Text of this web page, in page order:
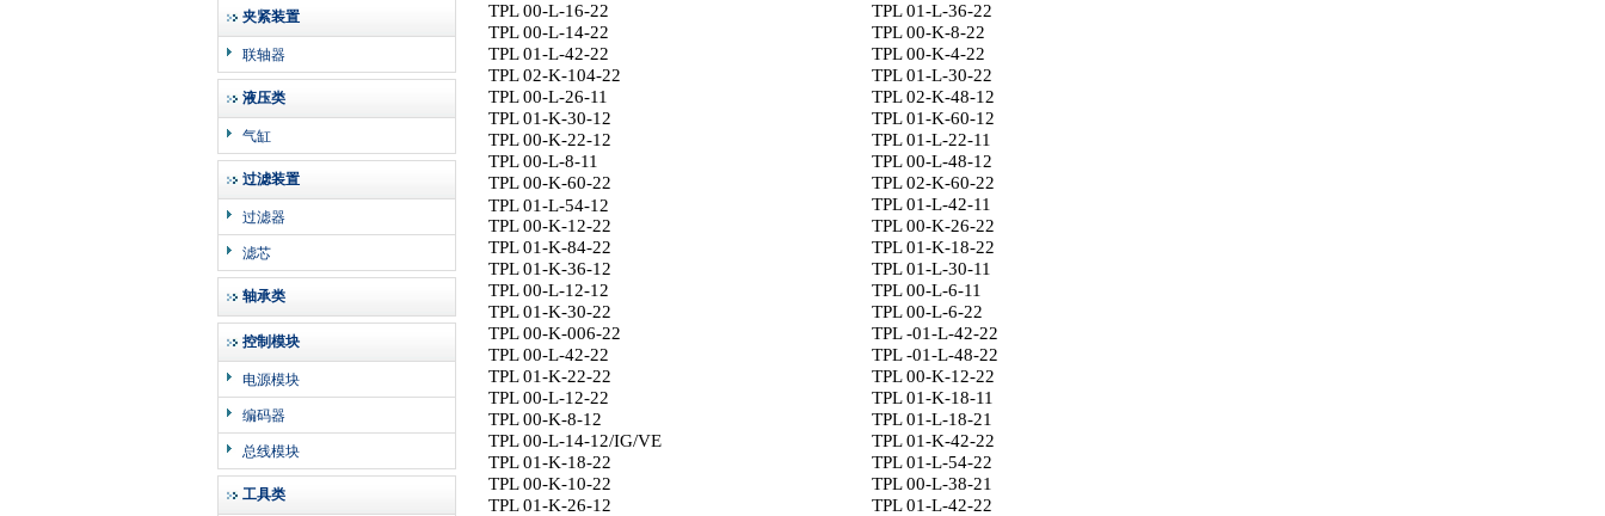
夹紧装置
联轴器
液压类
气缸
过滤装置
过滤器
滤芯
轴承类
控制模块
电源模块
编码器
总线模块
工具类
TPL 00-L-16-22
TPL 01-L-36-22
TPL 00-L-14-22
TPL 00-K-8-22
TPL 01-L-42-22
TPL 00-K-4-22
TPL 02-K-104-22
TPL 01-L-30-22
TPL 00-L-26-11
TPL 02-K-48-12
TPL 01-K-30-12
TPL 01-K-60-12
TPL 00-K-22-12
TPL 01-L-22-11
TPL 00-L-8-11
TPL 00-L-48-12
TPL 00-K-60-22
TPL 02-K-60-22
TPL 01-L-54-12
TPL 01-L-42-11
TPL 00-K-12-22
TPL 00-K-26-22
TPL 01-K-84-22
TPL 01-K-18-22
TPL 01-K-36-12
TPL 01-L-30-11
TPL 00-L-12-12
TPL 00-L-6-11
TPL 01-K-30-22
TPL 00-L-6-22
TPL 00-K-006-22
TPL -01-L-42-22
TPL 00-L-42-22
TPL -01-L-48-22
TPL 01-K-22-22
TPL 00-K-12-22
TPL 00-L-12-22
TPL 01-K-18-11
TPL 00-K-8-12
TPL 01-L-18-21
TPL 00-L-14-12/IG/VE
TPL 01-K-42-22
TPL 01-K-18-22
TPL 01-L-54-22
TPL 00-K-10-22
TPL 00-L-38-21
TPL 01-K-26-12
TPL 01-L-42-22